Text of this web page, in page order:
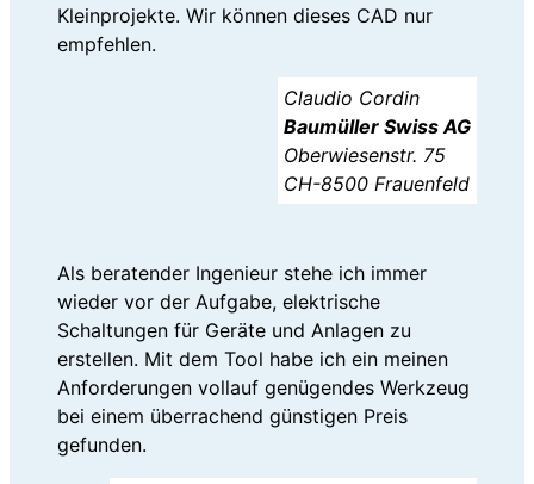
Kleinprojekte. Wir können dieses CAD nur
empfehlen.
Claudio Cordin
Baumüller Swiss AG
Oberwiesenstr. 75
CH-8500 Frauenfeld
Als beratender Ingenieur stehe ich immer
wieder vor der Aufgabe, elektrische
Schaltungen für Geräte und Anlagen zu
erstellen. Mit dem Tool habe ich ein meinen
Anforderungen vollauf genügendes Werkzeug
bei einem überrachend günstigen Preis
gefunden.